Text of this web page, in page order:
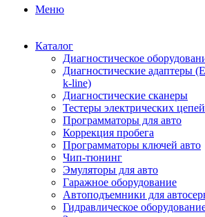
Меню
Каталог
Диагностическое
Диагностические адаптеры
k-line)
Диагностические сканеры
Тестеры электрических цепей
Программаторы для авто
Коррекция пробега
Программаторы ключей авто
Чип-тюнинг
Эмуляторы для авто
Гаражное оборудование
Автоподъемники для
Гидравлическое